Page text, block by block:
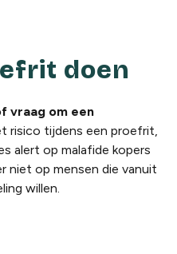
doen
vraag om een
risico tijdens een proefrit,
alert op malafide kopers
niet op mensen die vanuit
willen.